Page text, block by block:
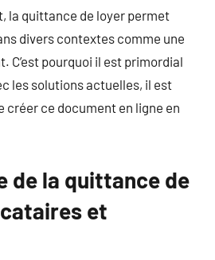
la quittance de loyer permet
divers contextes comme une
C’est pourquoi il est primordial
les solutions actuelles, il est
créer ce document en ligne en
de la quittance de
et